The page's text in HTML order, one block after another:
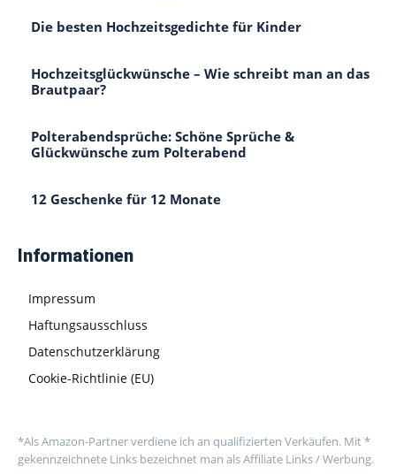
Die besten Hochzeitsgedichte für Kinder
Hochzeitsglückwünsche – Wie schreibt man an das
Brautpaar?
Polterabendsprüche: Schöne Sprüche &
Glückwünsche zum Polterabend
12 Geschenke für 12 Monate
Informationen
Impressum
Haftungsausschluss
Datenschutzerklärung
Cookie-Richtlinie (EU)
*Als Amazon-Partner verdiene ich an qualifizierten Verkäufen. Mit *
gekennzeichnete Links bezeichnet man als Affiliate Links / Werbung.